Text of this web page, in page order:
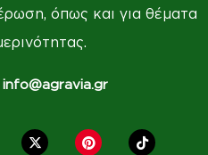
όπως και για θέματα
info@agravia.gr